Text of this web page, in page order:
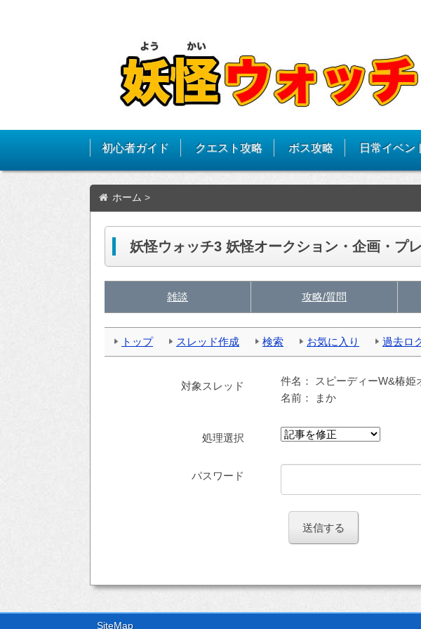
初心者ガイド クエスト攻略 ボス攻略 日常イベン
ホーム >
妖怪ウォッチ3 妖怪オークション・企画・プ
雑談 攻略/質問
トップ スレッド作成 検索 お気に入り 過去ロ
対象スレッド 件名：
スピーディーW&椿姫
名前：
まか
処理選択
パスワード
SiteMap